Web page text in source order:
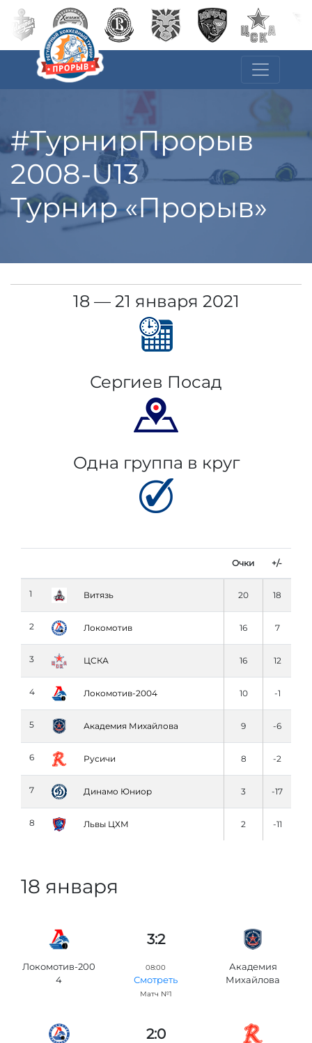
#ТурнирПрорыв
2008-U13
Турнир «Прорыв»
18 — 21 января 2021
Сергиев Посад
Одна группа в круг
Очки +/-
1 Витязь 20 18
2 Локомотив 16 7
3 ЦСКА 16 12
4 Локомотив-2004 10 -1
5 Академия Михайлова 9 -6
6 Русичи 8 -2
7 Динамо Юниор 3 -17
8 Львы ЦХМ 2 -11
18 января
3:2
Локомотив-200
4
08:00
Смотреть
Матч №1
Академия
Михайлова
2:0